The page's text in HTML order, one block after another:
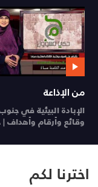
من الإذاعة
الإبادة البيئية في
وقائع وأرقام وأهداف
مسؤول
اخترنا لكم